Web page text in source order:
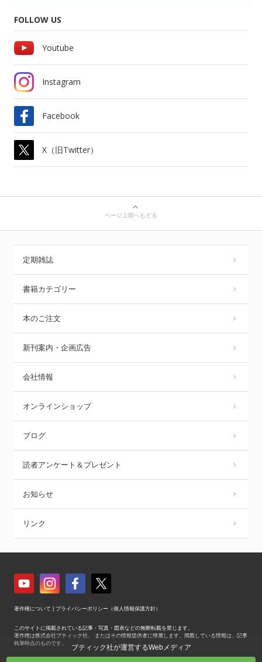
FOLLOW US
Youtube
Instagram
Facebook
X（旧Twitter）
ページ上部へもどる
定期雑誌
書籍カテゴリー
本のご注文
新刊案内・企画広告
会社情報
オンラインショップ
ブログ
読者アンケート＆プレゼント
お知らせ
リンク
著作権について プライバシーポリシー（個人情報保護方針）
このサイトに掲載されている記事・写真・図表などの無断転載を禁じます。
著作権は株式会社ブティック社、 またはその情報提供者に帰属します。掲載している情報は、記事
執筆時点のものです。
ブティック社が運営するWebメディア